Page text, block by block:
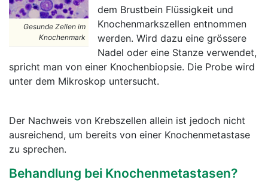
Gesunde Zellen im
Knochenmark
dem Brustbein Flüssigkeit und
Knochenmarkszellen entnommen
werden. Wird dazu eine grössere
Nadel oder eine Stanze verwendet,
spricht man von einer Knochenbiopsie. Die Probe wird
unter dem Mikroskop untersucht.
Der Nachweis von Krebszellen allein ist jedoch nicht
ausreichend, um bereits von einer Knochenmetastase
zu sprechen.
Behandlung bei Knochenmetastasen?